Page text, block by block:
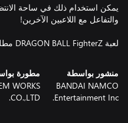
يمكن استخدام ذلك في ساحة
لعبة DRAGON BALL FighterZ مطلوبة؛ وهي تباع بشكل منفصل.
منشور بواسطة
BANDAI NAMCO
Entertainment Inc.
مطورة
WORKS
CO.,LTD.